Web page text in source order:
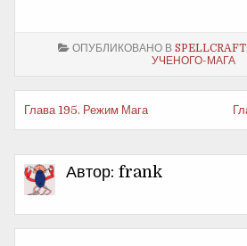
ОПУБЛИКОВАНО В
УЧЕНОГО-МАГА
Еще
Глава 195. Режим Мага
Автор:frank